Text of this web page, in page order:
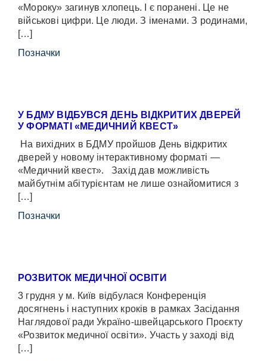
«Мороку» загинув хлопець. І є поранені. Це не
військові цифри. Це люди. З іменами. З родинами,
[…]
Позначки
У БДМУ ВІДБУВСЯ ДЕНЬ ВІДКРИТИХ ДВЕРЕЙ
У ФОРМАТІ «МЕДИЧНИЙ КВЕСТ»
На вихідних в БДМУ пройшов День відкритих
дверей у новому інтерактивному форматі —
«Медичний квест». Захід дав можливість
майбутнім абітурієнтам не лише ознайомитися з
[…]
Позначки
РОЗВИТОК МЕДИЧНОЇ ОСВІТИ
3 грудня у м. Київ відбулася Конференція
досягнень і наступних кроків в рамках Засідання
Наглядової ради Україно-швейцарського Проєкту
«Розвиток медичної освіти». Участь у заході від
[…]